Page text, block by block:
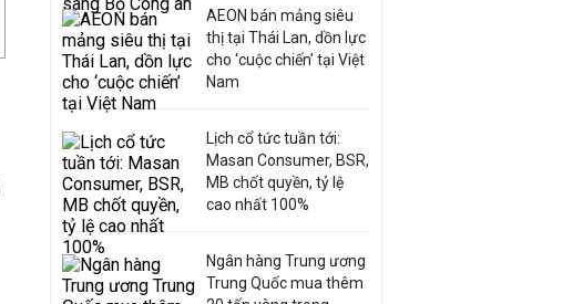
AEON bán mảng siêu
thị tại Thái Lan, dồn lực
cho ‘cuộc chiến’ tại Việt
Nam
Lịch cổ tức tuần tới:
Masan Consumer, BSR,
MB chốt quyền, tỷ lệ
cao nhất 100%
Ngân hàng Trung ương
Trung Quốc mua thêm